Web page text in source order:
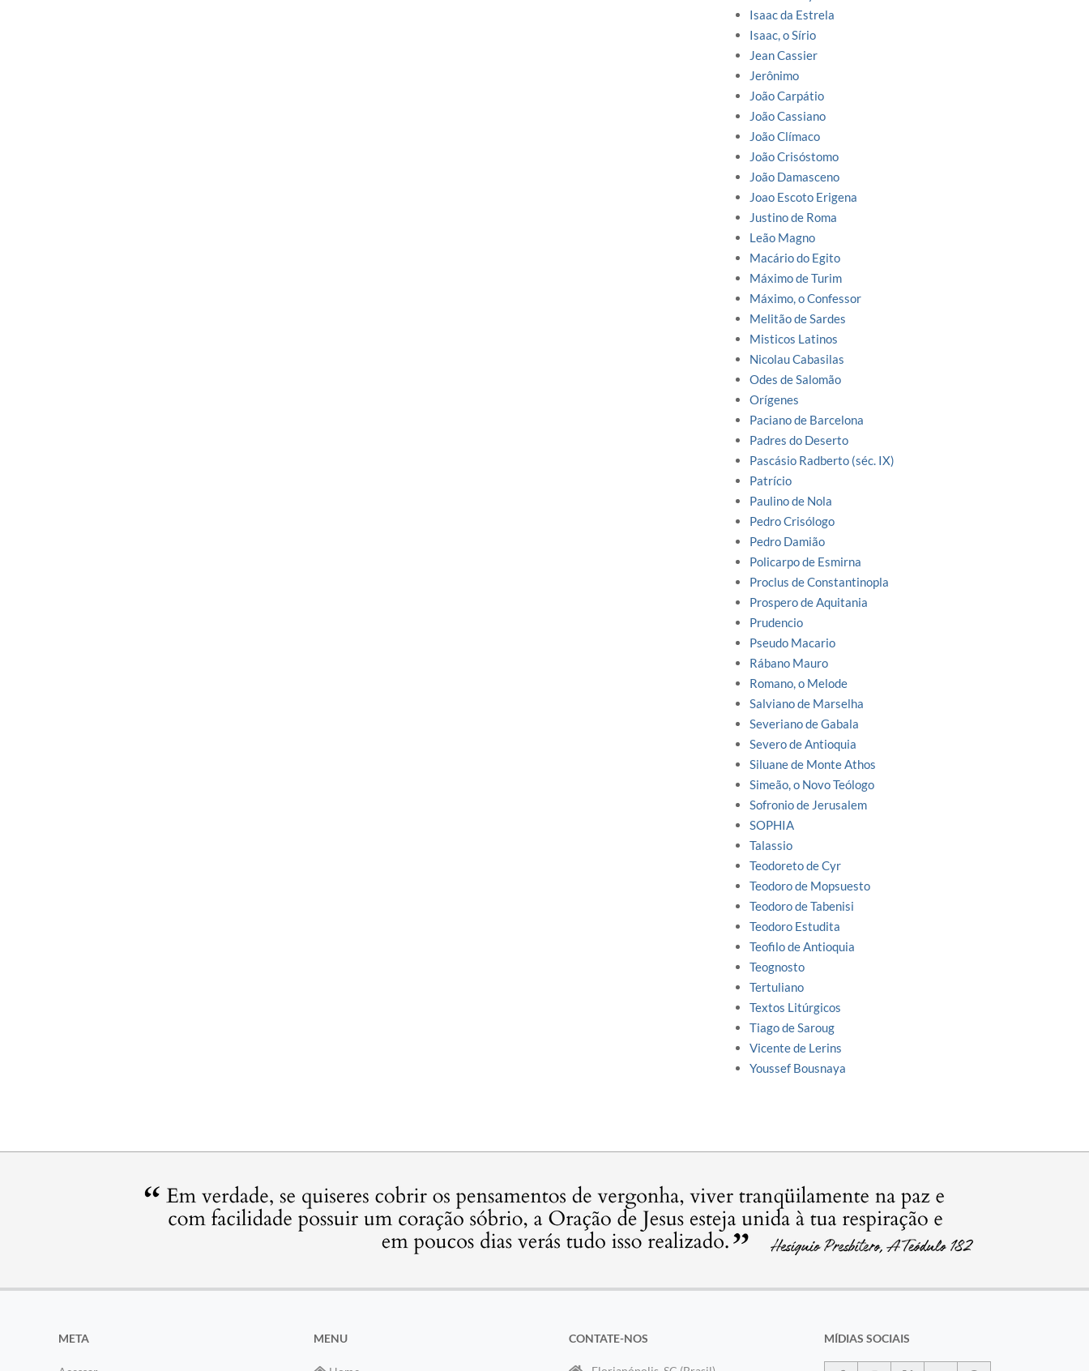
Isaac da Estrela
Isaac, o Sírio
Jean Cassier
Jerônimo
João Carpátio
João Cassiano
João Clímaco
João Crisóstomo
João Damasceno
Joao Escoto Erigena
Justino de Roma
Leão Magno
Macário do Egito
Máximo de Turim
Máximo, o Confessor
Melitão de Sardes
Misticos Latinos
Nicolau Cabasilas
Odes de Salomão
Orígenes
Paciano de Barcelona
Padres do Deserto
Pascásio Radberto (séc. IX)
Patrício
Paulino de Nola
Pedro Crisólogo
Pedro Damião
Policarpo de Esmirna
Proclus de Constantinopla
Prospero de Aquitania
Prudencio
Pseudo Macario
Rábano Mauro
Romano, o Melode
Salviano de Marselha
Severiano de Gabala
Severo de Antioquia
Siluane de Monte Athos
Simeão, o Novo Teólogo
Sofronio de Jerusalem
SOPHIA
Talassio
Teodoreto de Cyr
Teodoro de Mopsuesto
Teodoro de Tabenisi
Teodoro Estudita
Teofilo de Antioquia
Teognosto
Tertuliano
Textos Litúrgicos
Tiago de Saroug
Vicente de Lerins
Youssef Bousnaya
META MENU CONTATE-NOS MÍDIAS SOCIAIS